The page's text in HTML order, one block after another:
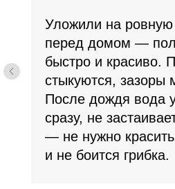
Уложили на
перед домом —
быстро и красиво.
стыкуются, зазоры
После дождя вода
сразу, не
— не нужно
и не боится грибка.
Все товары